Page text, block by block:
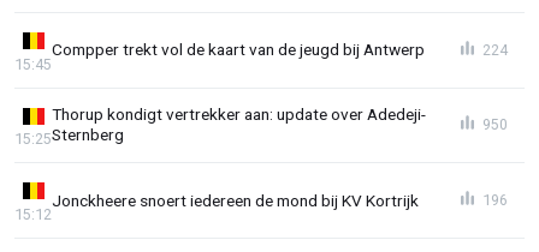
Compper trekt vol de kaart van de jeugd bij Antwerp
15:45
224
Thorup kondigt vertrekker aan: update over Adedeji-
Sternberg
15:25
950
Jonckheere snoert iedereen de mond bij KV Kortrijk
15:12
196